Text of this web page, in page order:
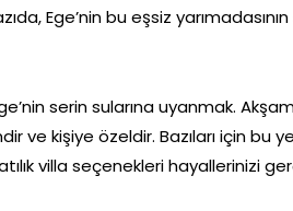
Ege’nin bu eşsiz
serin sularına uyanmak.
ve kişiye özeldir. Bazıları için bu
villa seçenekleri